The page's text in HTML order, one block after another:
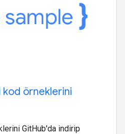
kod örneklerini
GitHub'da indirip